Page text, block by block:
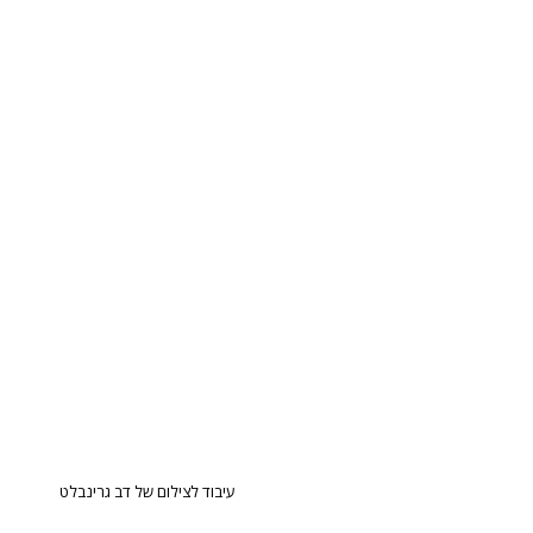
עיבוד לצילום של דב גרינבלט